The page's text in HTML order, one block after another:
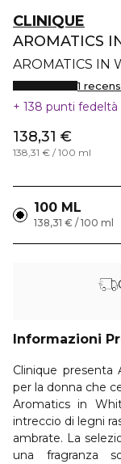
CLINIQUE
AROMATICS
AROMATICS IN
1
138 punti fedeltà
138,31 €
138,31 € / 100 ml
100 ML
138,31 € / 100 ml
Informazioni
Clinique
per la donna che
Aromatics in
intreccio di legni
ambrate. La
una fragranza